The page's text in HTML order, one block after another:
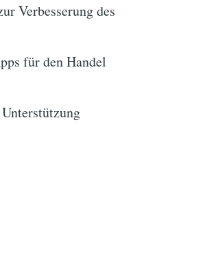
Verbesserung des
für den Handel